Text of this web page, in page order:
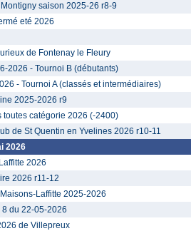
saison 2025-26 r8-9
eté 2026
de Fontenay le Fleury
2026 - Tournoi B (débutants)
- Tournoi A (classés et intermédiaires)
2025-2026 r9
catégorie 2026 (-2400)
de St Quentin en Yvelines 2026 r10-11
2026
2026
2026 r11-12
Laffitte 2025-2026
du 22-05-2026
de Villepreux